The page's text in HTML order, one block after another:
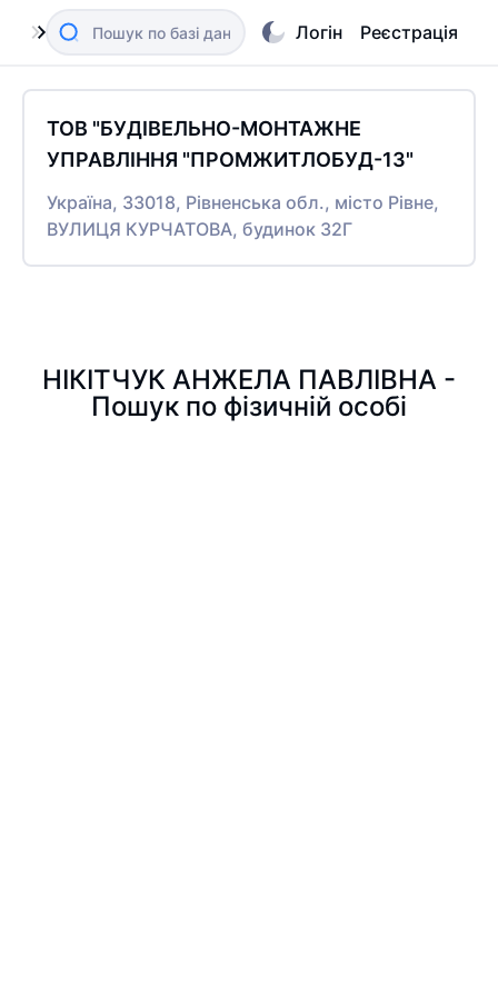
Логін Реєстрація
ТОВ "БУДІВЕЛЬНО-МОНТАЖНЕ
УПРАВЛІННЯ "ПРОМЖИТЛОБУД-13"
Україна, 33018, Рівненська обл., місто Рівне,
ВУЛИЦЯ КУРЧАТОВА, будинок 32Г
НІКІТЧУК АНЖЕЛА ПАВЛІВНА -
Пошук по фізичній особі